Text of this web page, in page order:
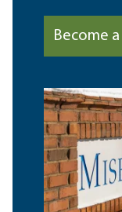
Become